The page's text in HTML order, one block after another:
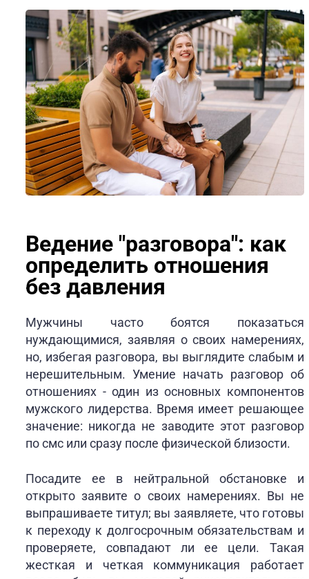
Ведение "разговора": как
определить отношения
без давления
Мужчины часто боятся показаться
нуждающимися, заявляя о своих намерениях,
но, избегая разговора, вы выглядите слабым и
нерешительным. Умение начать разговор об
отношениях - один из основных компонентов
мужского лидерства. Время имеет решающее
значение: никогда не заводите этот разговор
по смс или сразу после физической близости.
Посадите ее в нейтральной обстановке и
открыто заявите о своих намерениях. Вы не
выпрашиваете титул; вы заявляете, что готовы
к переходу к долгосрочным обязательствам и
проверяете, совпадают ли ее цели. Такая
жесткая и четкая коммуникация работает